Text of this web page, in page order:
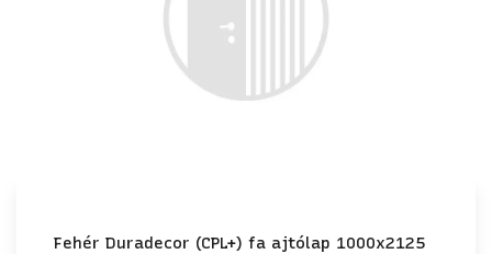
Fehér Duradecor (CPL+) fa ajtólap 1000x2125